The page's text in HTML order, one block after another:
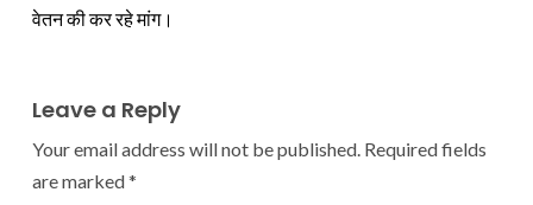
वेतन की कर रहे मांग।
Leave a Reply
Your email address will not be published. Required fields
are marked*